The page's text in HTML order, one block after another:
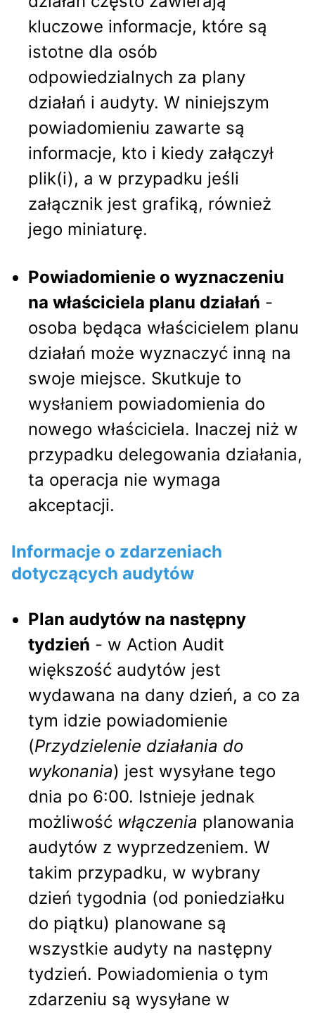
kluczowe informacje, które są
istotne dla osób
odpowiedzialnych za plany
działań i audyty. W niniejszym
powiadomieniu zawarte są
informacje, kto i kiedy załączył
plik(i), a w przypadku jeśli
załącznik jest grafiką, również
jego miniaturę.
Powiadomienie o wyznaczeniu
na właściciela planu działań -
osoba będąca właścicielem planu
działań może wyznaczyć inną na
swoje miejsce. Skutkuje to
wysłaniem powiadomienia do
nowego właściciela. Inaczej niż w
przypadku delegowania działania,
ta operacja nie wymaga
akceptacji.
Informacje o zdarzeniach
dotyczących audytów
Plan audytów na następny
tydzień - w Action Audit
większość audytów jest
wydawana na dany dzień, a co za
tym idzie powiadomienie
(Przydzielenie działania do
wykonania) jest wysyłane tego
dnia po 6:00. Istnieje jednak
możliwość włączenia planowania
audytów z wyprzedzeniem. W
takim przypadku, w wybrany
dzień tygodnia (od poniedziałku
do piątku) planowane są
wszystkie audyty na następny
tydzień. Powiadomienia o tym
zdarzeniu są wysyłane w